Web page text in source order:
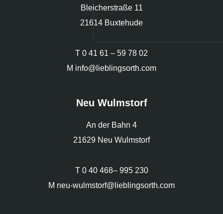
Bleicherstraße 11
21614 Buxtehude
T 0 41 61 – 59 78 02
M info@lieblingsorth.com
Neu Wulmstorf
An der Bahn 4
21629 Neu Wulmstorf
T 0 40 468– 995 230
M neu-wulmstorf@lieblingsorth.com